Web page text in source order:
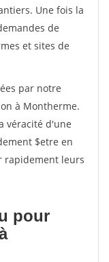
Une fois la
de
et sites de
par notre
à Montherme.
véracité d'une
$etre en
rapidement leurs
pour